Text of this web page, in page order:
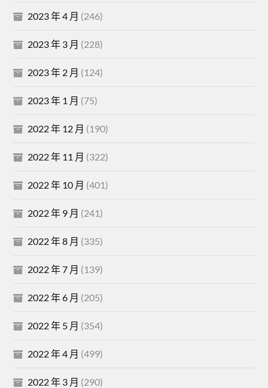
2023 年 4 月 (246)
2023 年 3 月 (228)
2023 年 2 月 (124)
2023 年 1 月 (75)
2022 年 12 月 (190)
2022 年 11 月 (322)
2022 年 10 月 (401)
2022 年 9 月 (241)
2022 年 8 月 (335)
2022 年 7 月 (139)
2022 年 6 月 (205)
2022 年 5 月 (354)
2022 年 4 月 (499)
2022 年 3 月 (290)